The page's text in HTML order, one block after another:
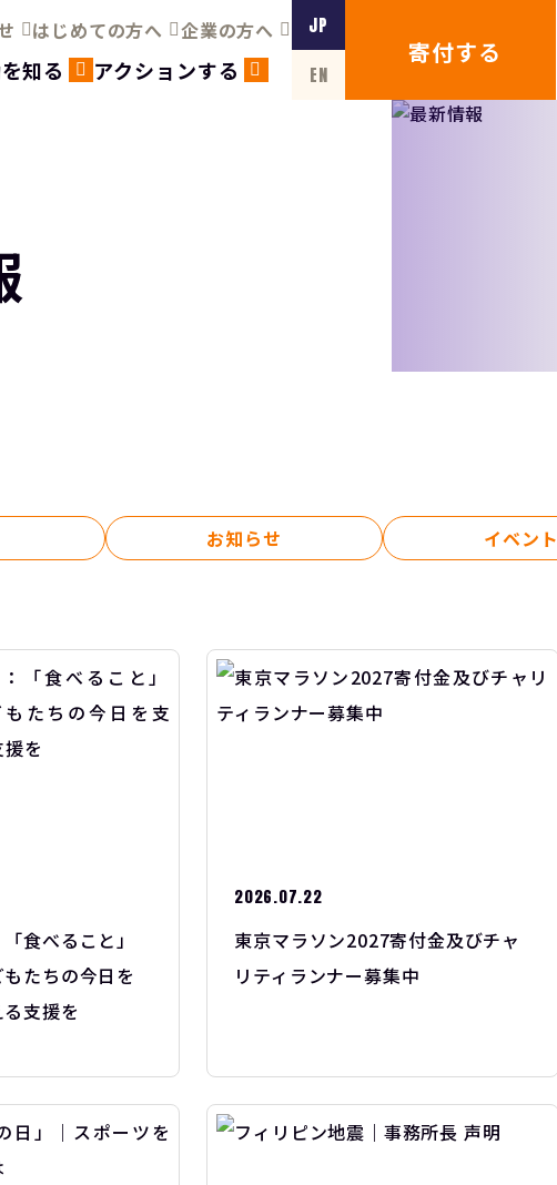
はじめての方へ 企業の方へ
知る アクションする
JP
EN
寄付する
お知らせ イベント
食べること」
もたちの今日を
支援を
2026.07.22
東京マラソン2027寄付金及びチャ
リティランナー募集中